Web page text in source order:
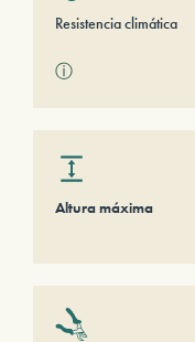
Resistencia climática
ⓘ
Altura máxima